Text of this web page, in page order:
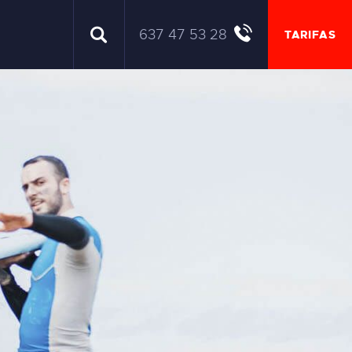
637 47 53 28 TARIFAS